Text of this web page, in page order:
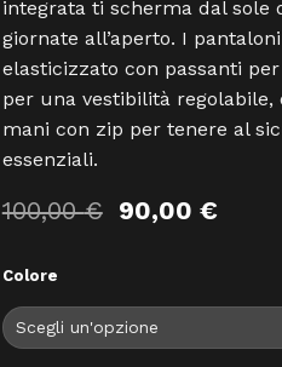
integrata ti scherma dal sole
giornate all’aperto. I
elasticizzato con passanti
per una vestibilità regolabile,
mani con zip per tenere al
essenziali.
100,00€ Il
prezzo
100,00 €.
90,00 €Il
Colore